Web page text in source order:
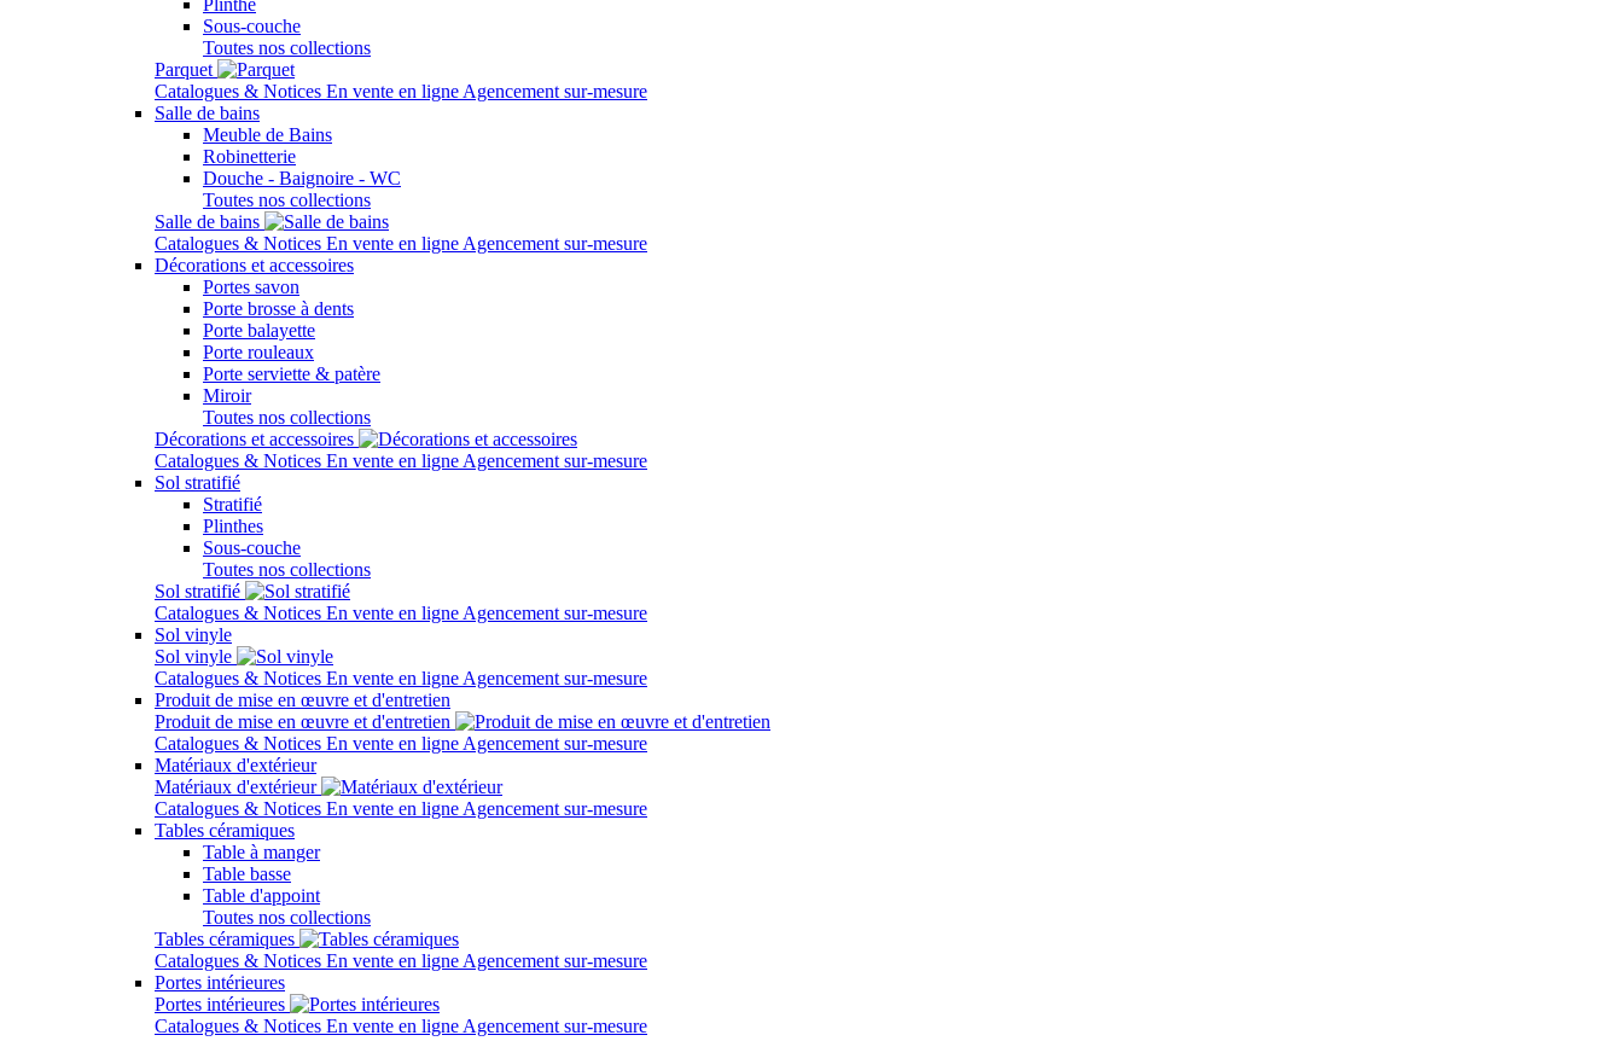
Plinthe
Sous-couche
Toutes nos collections
Parquet
Catalogues & Notices En vente en ligne Agencement sur-mesure
Salle de bains
Meuble de Bains
Robinetterie
Douche - Baignoire - WC
Toutes nos collections
Salle de bains
Catalogues & Notices En vente en ligne Agencement sur-mesure
Décorations et accessoires
Portes savon
Porte brosse à dents
Porte balayette
Porte rouleaux
Porte serviette & patère
Miroir
Toutes nos collections
Décorations et accessoires
Catalogues & Notices En vente en ligne Agencement sur-mesure
Sol stratifié
Stratifié
Plinthes
Sous-couche
Toutes nos collections
Sol stratifié
Catalogues & Notices En vente en ligne Agencement sur-mesure
Sol vinyle
Sol vinyle
Catalogues & Notices En vente en ligne Agencement sur-mesure
Produit de mise en œuvre et d'entretien
Produit de mise en œuvre et d'entretien
Catalogues & Notices En vente en ligne Agencement sur-mesure
Matériaux d'extérieur
Matériaux d'extérieur
Catalogues & Notices En vente en ligne Agencement sur-mesure
Tables céramiques
Table à manger
Table basse
Table d'appoint
Toutes nos collections
Tables céramiques
Catalogues & Notices En vente en ligne Agencement sur-mesure
Portes intérieures
Portes intérieures
Catalogues & Notices En vente en ligne Agencement sur-mesure